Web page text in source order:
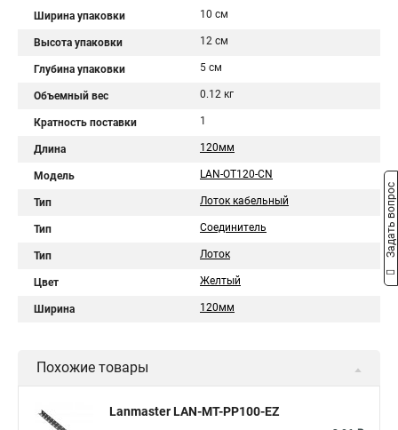
Ширина упаковки 10 см
Высота упаковки 12 см
Глубина упаковки 5 см
Объемный вес 0.12 кг
Кратность поставки 1
Длина 120мм
Модель LAN-OT120-CN
Тип Лоток кабельный
Тип Соединитель
Тип Лоток
Цвет Желтый
Ширина 120мм
Похожие товары
Lanmaster LAN-MT-PP100-EZ
Задать вопрос